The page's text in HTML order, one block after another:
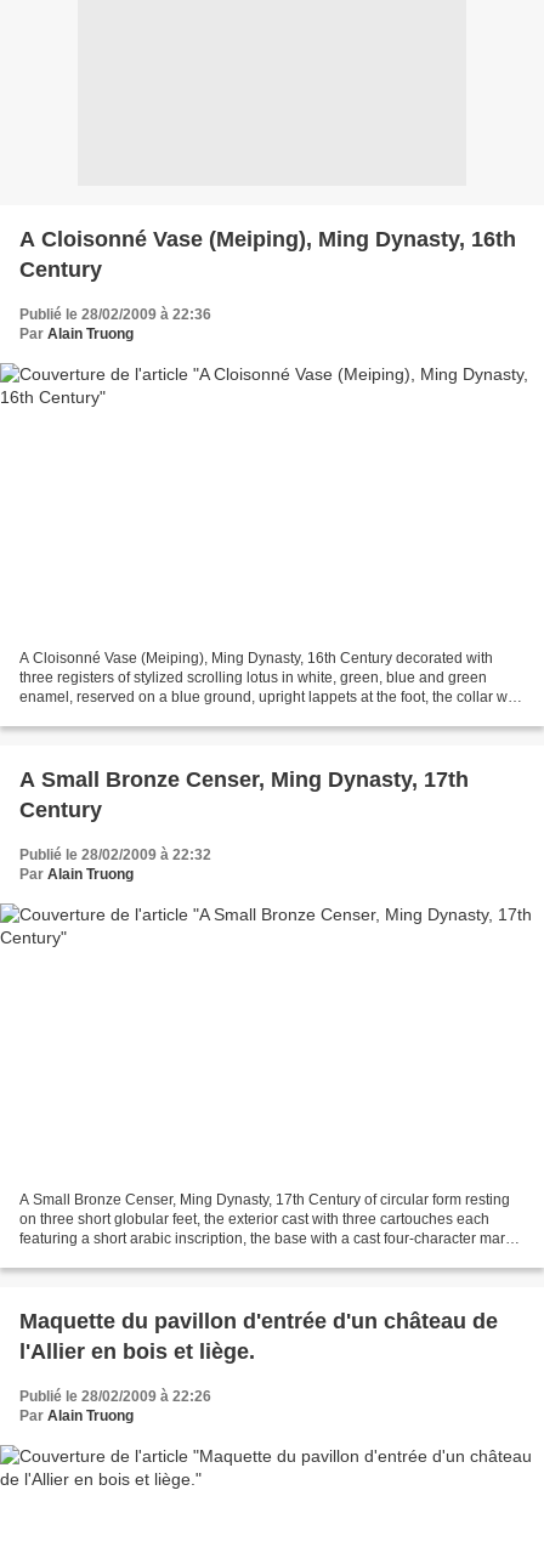
A Cloisonné Vase (Meiping), Ming Dynasty, 16th
Century
Publié le 28/02/2009 à 22:36
Par Alain Truong
A Cloisonné Vase (Meiping), Ming Dynasty, 16th Century decorated with
three registers of stylized scrolling lotus in white, green, blue and green
enamel, reserved on a blue ground, upright lappets at the foot, the collar with
A Small Bronze Censer, Ming Dynasty, 17th
Century
Publié le 28/02/2009 à 22:32
Par Alain Truong
A Small Bronze Censer, Ming Dynasty, 17th Century of circular form resting
on three short globular feet, the exterior cast with three cartouches each
featuring a short arabic inscription, the base with a cast four-character mark
Maquette du pavillon d'entrée d'un château de
l'Allier en bois et liège.
Publié le 28/02/2009 à 22:26
Par Alain Truong